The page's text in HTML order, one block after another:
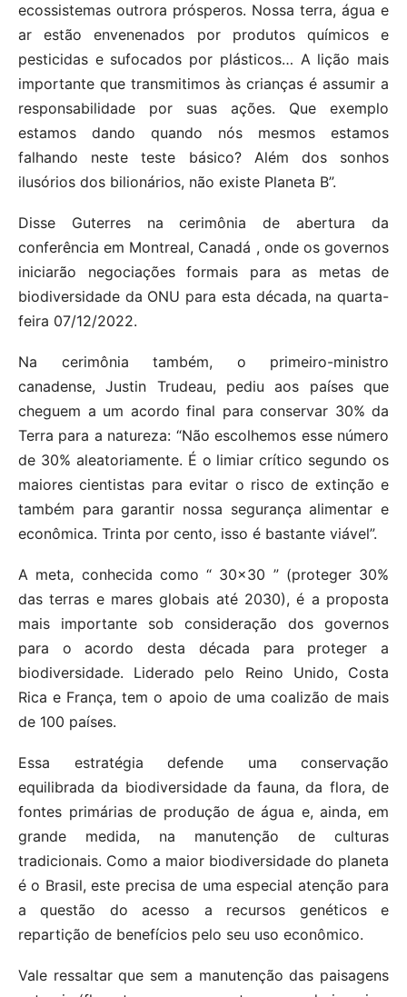
ecossistemas outrora prósperos. Nossa terra, água e
ar estão envenenados por produtos químicos e
pesticidas e sufocados por plásticos… A lição mais
importante que transmitimos às crianças é assumir a
responsabilidade por suas ações. Que exemplo
estamos dando quando nós mesmos estamos
falhando neste teste básico? Além dos sonhos
ilusórios dos bilionários, não existe Planeta B”.
Disse Guterres na cerimônia de abertura da
conferência em Montreal, Canadá , onde os governos
iniciarão negociações formais para as metas de
biodiversidade da ONU para esta década, na quarta-
feira 07/12/2022.
Na cerimônia também, o primeiro-ministro
canadense, Justin Trudeau, pediu aos países que
cheguem a um acordo final para conservar 30% da
Terra para a natureza: “Não escolhemos esse número
de 30% aleatoriamente. É o limiar crítico segundo os
maiores cientistas para evitar o risco de extinção e
também para garantir nossa segurança alimentar e
econômica. Trinta por cento, isso é bastante viável”.
A meta, conhecida como “ 30×30 ” (proteger 30%
das terras e mares globais até 2030), é a proposta
mais importante sob consideração dos governos
para o acordo desta década para proteger a
biodiversidade. Liderado pelo Reino Unido, Costa
Rica e França, tem o apoio de uma coalizão de mais
de 100 países.
Essa estratégia defende uma conservação
equilibrada da biodiversidade da fauna, da flora, de
fontes primárias de produção de água e, ainda, em
grande medida, na manutenção de culturas
tradicionais. Como a maior biodiversidade do planeta
é o Brasil, este precisa de uma especial atenção para
a questão do acesso a recursos genéticos e
repartição de benefícios pelo seu uso econômico.
Vale ressaltar que sem a manutenção das paisagens